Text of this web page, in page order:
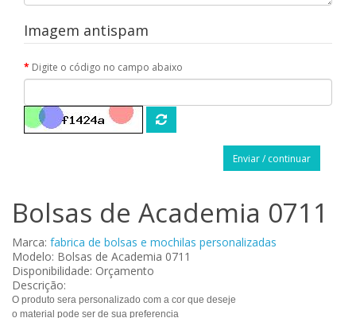
Imagem antispam
Digite o código no campo abaixo
Enviar / continuar
Bolsas de Academia 0711
Marca: fabrica de bolsas e mochilas personalizadas
Modelo: Bolsas de Academia 0711
Disponibilidade: Orçamento
Descrição:
O produto sera personalizado com a cor que deseje
o material pode ser de sua preferencia